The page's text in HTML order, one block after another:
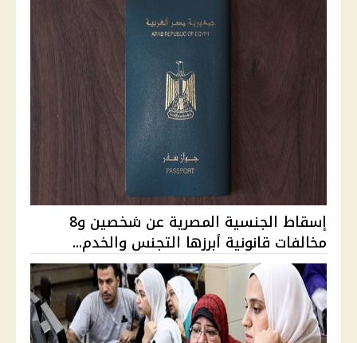
إسقاط الجنسية المصرية عن شخصين و8
مخالفات قانونية أبرزها التجنس والخدم...